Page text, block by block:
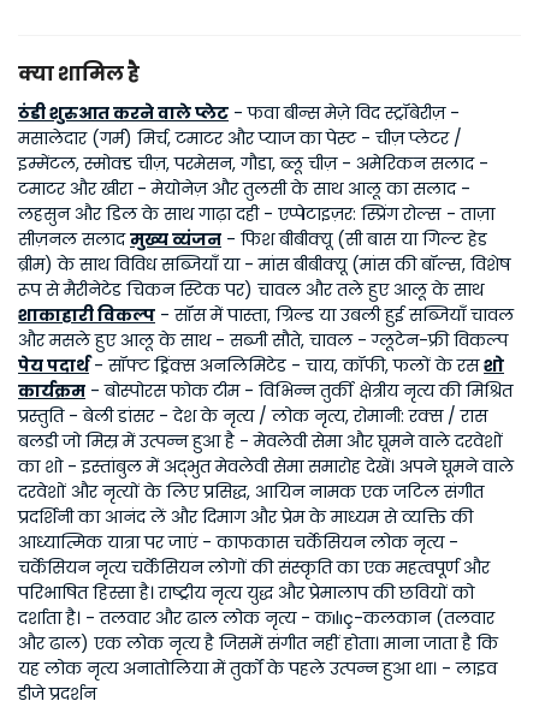
क्या शामिल है
ठंडी शुरुआत करने वाले प्लेट - फवा बीन्स मेज़े विद स्ट्रॉबेरीज़ -
मसालेदार (गर्म) मिर्च, टमाटर और प्याज का पेस्ट - चीज़ प्लेटर /
इम्मेंटल, स्मोक्ड चीज़, परमेसन, गौडा, ब्लू चीज़ - अमेरिकन सलाद -
टमाटर और खीरा - मेयोनेज़ और तुलसी के साथ आलू का सलाद -
लहसुन और डिल के साथ गाढ़ा दही - एप्पेटाइज़र: स्प्रिंग रोल्स - ताज़ा
सीज़नल सलादमुख्य व्यंजन - फिश बीबीक्यू (सी बास या गिल्ट हेड
ब्रीम) के साथ विविध सब्जियाँ या - मांस बीबीक्यू (मांस की बॉल्स, विशेष
रूप से मैरीनेटेड चिकन स्टिक पर) चावल और तले हुए आलू के साथ
शाकाहारी विकल्प - सॉस में पास्ता, ग्रिल्ड या उबली हुई सब्जियाँ चावल
और मसले हुए आलू के साथ - सब्जी सौते, चावल - ग्लूटेन-फ्री विकल्प
पेय पदार्थ- सॉफ्ट ड्रिंक्स अनलिमिटेड - चाय, कॉफी, फलों के रसशो
कार्यक्रम - बोस्पोरस फोक टीम - विभिन्न तुर्की क्षेत्रीय नृत्य की मिश्रित
प्रस्तुति - बेली डांसर - देश के नृत्य / लोक नृत्य, रोमानी: रक्स / रास
बलडी जो मिस्र में उत्पन्न हुआ है - मेवलेवी सेमा और घूमने वाले दरवेशों
का शो - इस्तांबुल में अद्भुत मेवलेवी सेमा समारोह देखें। अपने घूमने वाले
दरवेशों और नृत्यों के लिए प्रसिद्ध, आयिन नामक एक जटिल संगीत
प्रदर्शिनी का आनंद लें और दिमाग और प्रेम के माध्यम से व्यक्ति की
आध्यात्मिक यात्रा पर जाएं - काफकास चर्केसियन लोक नृत्य -
चर्केसियन नृत्य चर्केसियन लोगों की संस्कृति का एक महत्वपूर्ण और
परिभाषित हिस्सा है। राष्ट्रीय नृत्य युद्ध और प्रेमालाप की छवियों को
दर्शाता है। - तलवार और ढाल लोक नृत्य - कılıç-कलकान (तलवार
और ढाल) एक लोक नृत्य है जिसमें संगीत नहीं होता। माना जाता है कि
यह लोक नृत्य अनातोलिया में तुर्कों के पहले उत्पन्न हुआ था। - लाइव
डीजे प्रदर्शन